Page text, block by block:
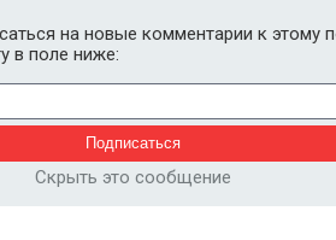
на новые комментарии к этому
в поле ниже:
Скрыть это сообщение